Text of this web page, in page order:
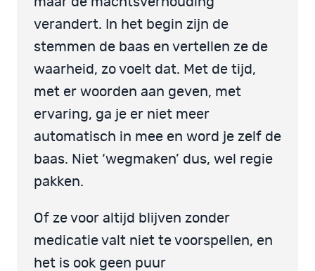
verandert. In het begin zijn de
stemmen de baas en vertellen ze de
waarheid, zo voelt dat. Met de tijd,
met er woorden aan geven, met
ervaring, ga je er niet meer
automatisch in mee en word je zelf de
baas. Niet ‘wegmaken’ dus, wel regie
pakken.
Of ze voor altijd blijven zonder
medicatie valt niet te voorspellen, en
het is ook geen puur